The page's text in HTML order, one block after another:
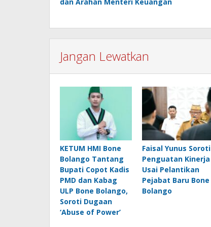
Jangan Lewatkan
KETUM HMI Bone
Bolango Tantang
Bupati Copot Kadis
PMD dan Kabag
ULP Bone Bolango,
Soroti Dugaan
‘Abuse of Power’
Faisal Yunus Soroti
Penguatan Kinerja
Usai Pelantikan
Pejabat Baru Bone
Bolango